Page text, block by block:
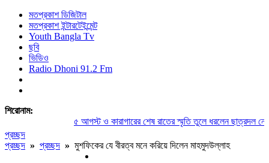
মতপ্রকাশ ডিজিটাল
মতপ্রকাশ ইন্টারটেইন্মেন্ট
Youth Bangla Tv
ছবি
ভিডিও
Radio Dhoni 91.2 Fm
শিরোনাম:
৫ আগস্ট ও কারাগারের শেষ রাতের স্মৃতি তুলে ধরলেন ছাত্রদল নেতা
প্রচ্ছদ
প্রচ্ছদ » প্রচ্ছদ » মুশফিকের যে বীরত্ব মনে করিয়ে দিলেন মাহমুদউল্লাহ